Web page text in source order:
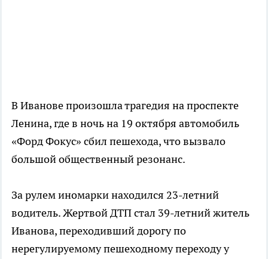
В Иванове произошла трагедия на проспекте
Ленина, где в ночь на 19 октября автомобиль
«Форд Фокус» сбил пешехода, что вызвало
большой общественный резонанс.
За рулем иномарки находился 23-летний
водитель. Жертвой ДТП стал 39-летний житель
Иванова, переходивший дорогу по
нерегулируемому пешеходному переходу у